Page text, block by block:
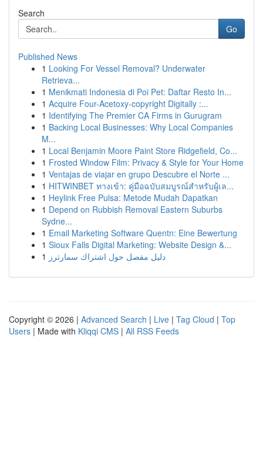
Search
Go
Published News
1 Looking For Vessel Removal? Underwater
Retrieva...
1 Menikmati Indonesia di Poi Pet: Daftar Resto In...
1 Acquire Four-Acetoxy-copyright Digitally :...
1 Identifying The Premier CA Firms in Gurugram
1 Backing Local Businesses: Why Local Companies
M...
1 Local Benjamin Moore Paint Store Ridgefield, Co...
1 Frosted Window Film: Privacy & Style for Your Home
1 Ventajas de viajar en grupo Descubre el Norte ...
1 HITWINBET ทางเข้า: คู่มือฉบับสมบูรณ์สำหรับผู้เล...
1 Heylink Free Pulsa: Metode Mudah Dapatkan
1 Depend on Rubbish Removal Eastern Suburbs
Sydne...
1 Email Marketing Software Quentn: Eine Bewertung
1 Sioux Falls Digital Marketing: Website Design &...
1 دليل مفصل حول اشتراك سمارترز
Copyright © 2026 | Advanced Search | Live | Tag Cloud | Top
Users | Made with Kliqqi CMS | All RSS Feeds